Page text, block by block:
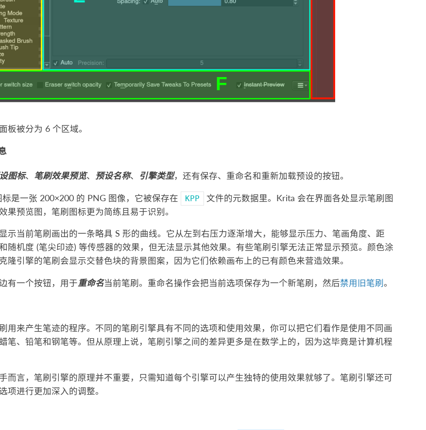
板被分为 6 个区域。
图标、 笔刷效果预览、 预设名称、 引擎类型，还有保存、重命名和重新加载预设的按钮。
是一张 200×200 的 PNG 图像，它被保存在 KPP
文件的元数据里。Krita 会在界面各处显示笔刷图
果预览图，笔刷图标更为简练且易于识别。
示当前笔刷画出的一条略具 S 形的曲线。它从左到右压力逐渐增大，能够显示压力、笔画角度、距
随机度 (笔尖印迹) 等传感器的效果，但无法显示其他效果。有些笔刷引擎无法正常显示预览。颜色涂
隆引擎的笔刷会显示交替色块的背景图案，因为它们依赖画布上的已有颜色来营造效果。
有一个按钮，用于重命名当前笔刷。重命名操作会把当前选项保存为一个新笔刷，然后禁用旧笔刷 。
用来产生笔迹的程序。不同的笔刷引擎具有不同的选项和使用效果，你可以把它们看作是使用不同画
笔、铅笔和钢笔等。但从原理上说，笔刷引擎之间的差异更多是在数学上的，因为这毕竟是计算机程
而言，笔刷引擎的原理并不重要，只需知道每个引擎可以产生独特的使用效果就够了。笔刷引擎还可
项进行更加深入的调整。